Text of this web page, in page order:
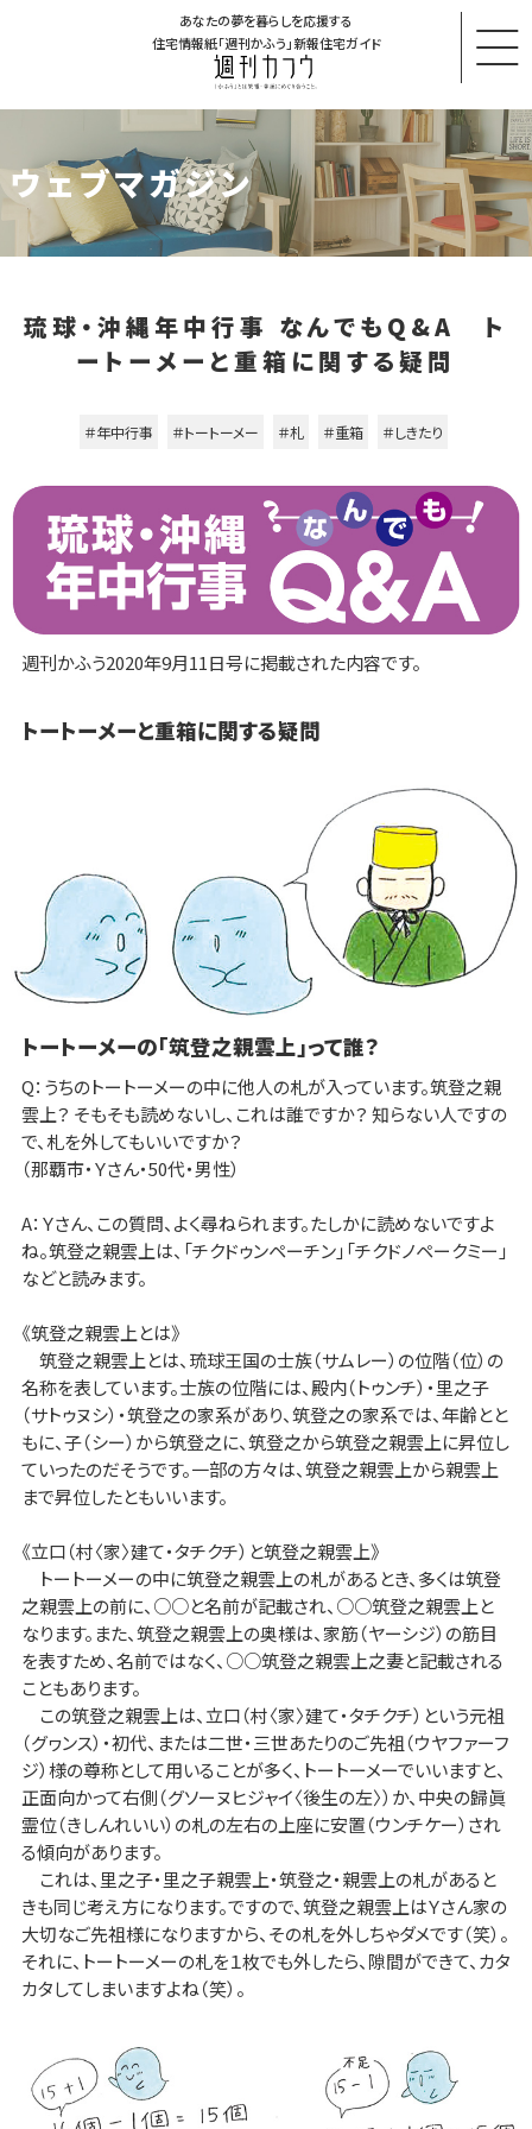
あなたの夢を暮らしを応援する
住宅情報紙「週刊かふう」新報住宅ガイド
ウェブマガジン
琉球・沖縄年中行事 なんでもQ&A ト
ートーメーと重箱に関する疑問
＃年中行事 ＃トートーメー ＃札 ＃重箱 ＃しきたり
週刊かふう2020年9月11日号に掲載された内容です。
トートーメーと重箱に関する疑問
トートーメーの「筑登之親雲上」って誰？
Q：うちのトートーメーの中に他人の札が入っています。筑登之親
雲上？ そもそも読めないし、これは誰ですか？ 知らない人ですの
で、札を外してもいいですか？
（那覇市・Ｙさん・50代・男性）
A：Ｙさん、この質問、よく尋ねられます。たしかに読めないですよ
ね。筑登之親雲上は、「チクドゥンペーチン」「チクドノペークミー」
などと読みます。
《筑登之親雲上とは》
筑登之親雲上とは、琉球王国の士族（サムレー）の位階（位）の
名称を表しています。士族の位階には、殿内（トゥンチ）・里之子
（サトゥヌシ）・筑登之の家系があり、筑登之の家系では、年齢とと
もに、子（シー）から筑登之に、筑登之から筑登之親雲上に昇位し
ていったのだそうです。一部の方々は、筑登之親雲上から親雲上
まで昇位したともいいます。
《立口（村〈家〉建て・タチクチ）と筑登之親雲上》
トートーメーの中に筑登之親雲上の札があるとき、多くは筑登
之親雲上の前に、○○と名前が記載され、○○筑登之親雲上と
なります。また、筑登之親雲上の奥様は、家筋（ヤーシジ）の筋目
を表すため、名前ではなく、○○筑登之親雲上之妻と記載される
こともあります。
この筑登之親雲上は、立口（村〈家〉建て・タチクチ）という元祖
（グヮンス）・初代、または二世・三世あたりのご先祖（ウヤファーフ
ジ）様の尊称として用いることが多く、トートーメーでいいますと、
正面向かって右側（グソーヌヒジャイ〈後生の左〉）か、中央の歸眞
霊位（きしんれいい）の札の左右の上座に安置（ウンチケー）され
る傾向があります。
これは、里之子・里之子親雲上・筑登之・親雲上の札があると
きも同じ考え方になります。ですので、筑登之親雲上はＹさん家の
大切なご先祖様になりますから、その札を外しちゃダメです（笑）。
それに、トートーメーの札を１枚でも外したら、隙間ができて、カタ
カタしてしまいますよね（笑）。